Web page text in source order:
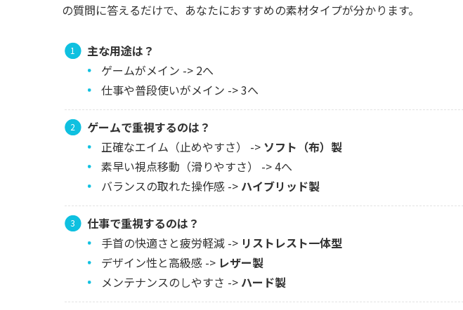
の質問に答えるだけで、あなたにおすすめの素材タイプが分かります。
主な用途は？
ゲームがメイン -> 2へ
仕事や普段使いがメイン -> 3へ
ゲームで重視するのは？
正確なエイム（止めやすさ） -> ソフト（布）製
素早い視点移動（滑りやすさ） -> 4へ
バランスの取れた操作感 -> ハイブリッド製
仕事で重視するのは？
手首の快適さと疲労軽減 -> リストレスト一体型
デザイン性と高級感 -> レザー製
メンテナンスのしやすさ -> ハード製